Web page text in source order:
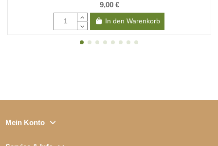
9,00 €
In den Warenkorb
Mein Konto